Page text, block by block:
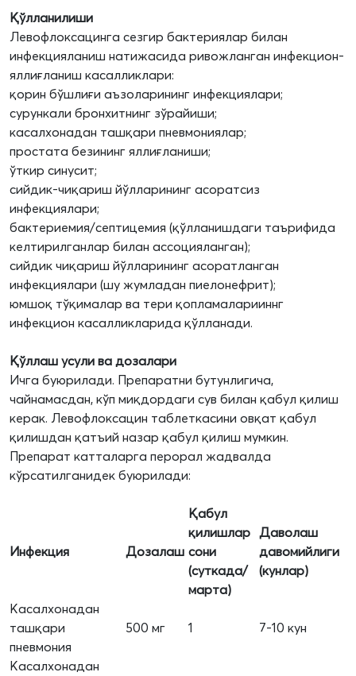
Қўлланилиши
Левофлоксацинга сезгир бактериялар билан
инфекцияланиш натижасида ривожланган инфекцион-
яллиғланиш касалликлари:
қорин бўшлиғи аъзоларининг инфекциялари;
сурункали бронхитнинг зўрайиши;
касалхонадан ташқари пневмониялар;
простата безининг яллиғланиши;
ўткир синусит;
сийдик-чиқариш йўлларининг асоратсиз
инфекциялари;
бактериемия/септицемия (қўлланишдаги таърифида
келтирилганлар билан ассоцияланган);
сийдик чиқариш йўлларининг асоратланган
инфекциялари (шу жумладан пиелонефрит);
юмшоқ тўқималар ва тери қопламаларииннг
инфекцион касалликларида қўлланади.
Қўллаш усули ва дозалари
Ичга буюрилади. Препаратни бутунлигича,
чайнамасдан, кўп миқдордаги сув билан қабул қилиш
керак. Левофлоксацин таблеткасини овқат қабул
қилишдан қатъий назар қабул қилиш мумкин.
Препарат катталарга перорал жадвалда
кўрсатилганидек буюрилади:
Инфекция Дозалаш
Қабул
қилишлар
сони
(суткада/
марта)
Даволаш
давомийлиги
(кунлар)
Касалхонадан
ташқари
пневмония
500 мг 1 7-10 кун
Касалхонадан